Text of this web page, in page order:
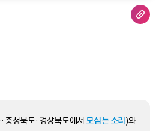
충청북도·경상북도에서 모심는 소리 )와